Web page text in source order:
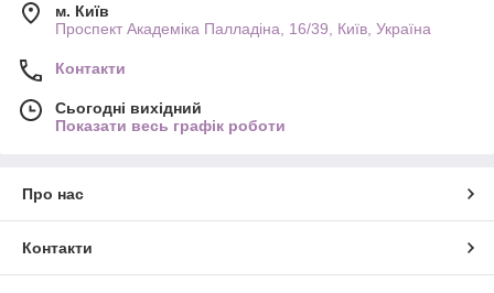
м. Київ
Проспект Академіка Палладіна, 16/39, Київ, Україна
Контакти
Сьогодні вихідний
Показати весь графік роботи
Про нас
Контакти